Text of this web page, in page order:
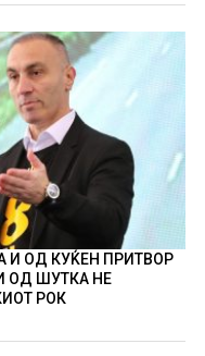
И ОД КУЌЕН ПРИТВОР
ОД ШУТКА НЕ
РОК